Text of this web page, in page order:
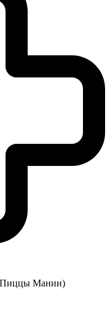
Пиццы Мании)